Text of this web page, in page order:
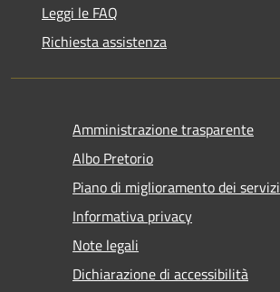
Leggi le FAQ
Richiesta assistenza
Amministrazione trasparente
Albo Pretorio
Piano di miglioramento dei servizi
Informativa privacy
Note legali
Dichiarazione di accessibilità